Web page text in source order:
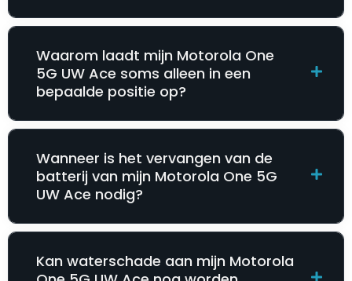
Waarom laadt mijn Motorola One
5G UW Ace soms alleen in een
bepaalde positie op?
Wanneer is het vervangen van de
batterij van mijn Motorola One 5G
UW Ace nodig?
Kan waterschade aan mijn Motorola